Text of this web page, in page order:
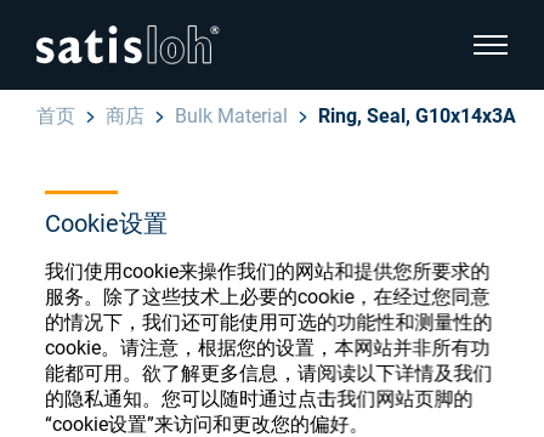
Cookie设置
我们使用cookie来操作我们的网站和提供您所要求的
服务。除了这些技术上必要的cookie，在经过您同意
的情况下，我们还可能使用可选的功能性和测量性的
cookie。请注意，根据您的设置，本网站并非所有功
能都可用。欲了解更多信息，请阅读以下详情及我们
的隐私通知。您可以随时通过点击我们网站页脚的
“cookie设置”来访问和更改您的偏好。
显示页
汉语
眼镜光学
精密光学
English
Deutsch
Español
Français
首页 商店 Bulk Material Ring, Seal, G10x14x3A
眼镜光学耗材商店
注册或登录以访问您的帐户，并了解我们的各
种眼镜光学耗材